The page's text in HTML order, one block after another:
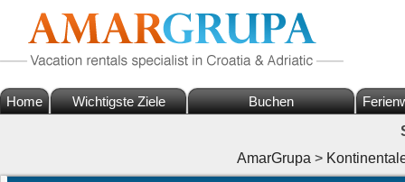
Home Wichtigste Ziele Buchen
AmarGrupa >